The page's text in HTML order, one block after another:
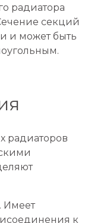
радиатора
секций
и может быть
радиаторов
Имеет
к